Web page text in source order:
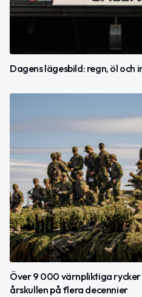
Dagens lägesbild: regn, öl
Över 9 000 värnpliktiga
årskullen på flera decennier